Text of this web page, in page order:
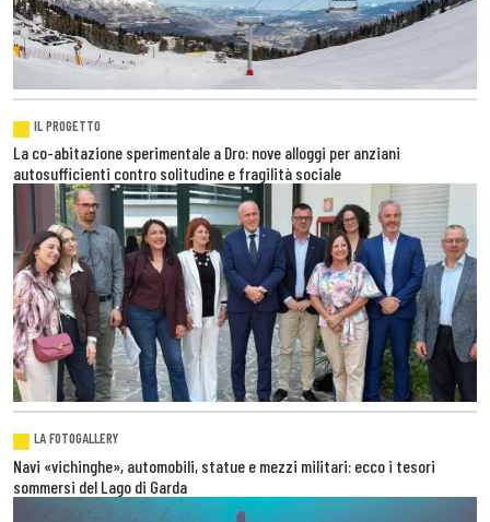
IL PROGETTO
La co-abitazione sperimentale a Dro: nove alloggi per anziani
autosufficienti contro solitudine e fragilità sociale
LA FOTOGALLERY
Navi «vichinghe», automobili, statue e mezzi militari: ecco i tesori
sommersi del Lago di Garda